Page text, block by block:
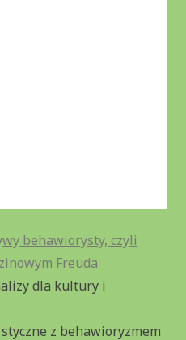
behawiorysty, czyli
Freuda
dla kultury i
z behawioryzmem